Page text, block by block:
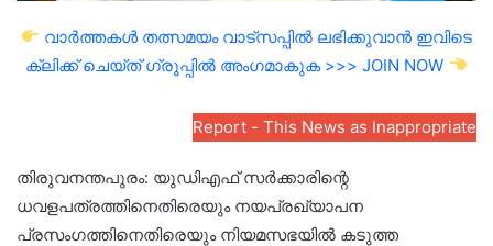
വാർത്തകൾ തത്സമയം വാട്സപ്പിൽ ലഭിക്കുവാൻ ഇവിടെ
ക്ലിക്ക് ചെയ്ത് ഗ്രൂപ്പിൽ അംഗമാകുക >>> JOIN NOW
Report - This News as Inappropriate
തിരുവനന്തപുരം: യുഡിഎഫ് സർക്കാരിന്റെ
ധവളപത്രത്തിനെതിരെയും നയപ്രഖ്യാപന
പ്രസംഗത്തിനെതിരെയും നിയമസഭയിൽ കടുത്ത